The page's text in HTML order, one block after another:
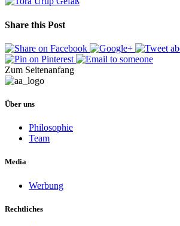
Share this Post
Zum Seitenanfang
Über uns
Philosophie
Team
Media
Werbung
Rechtliches